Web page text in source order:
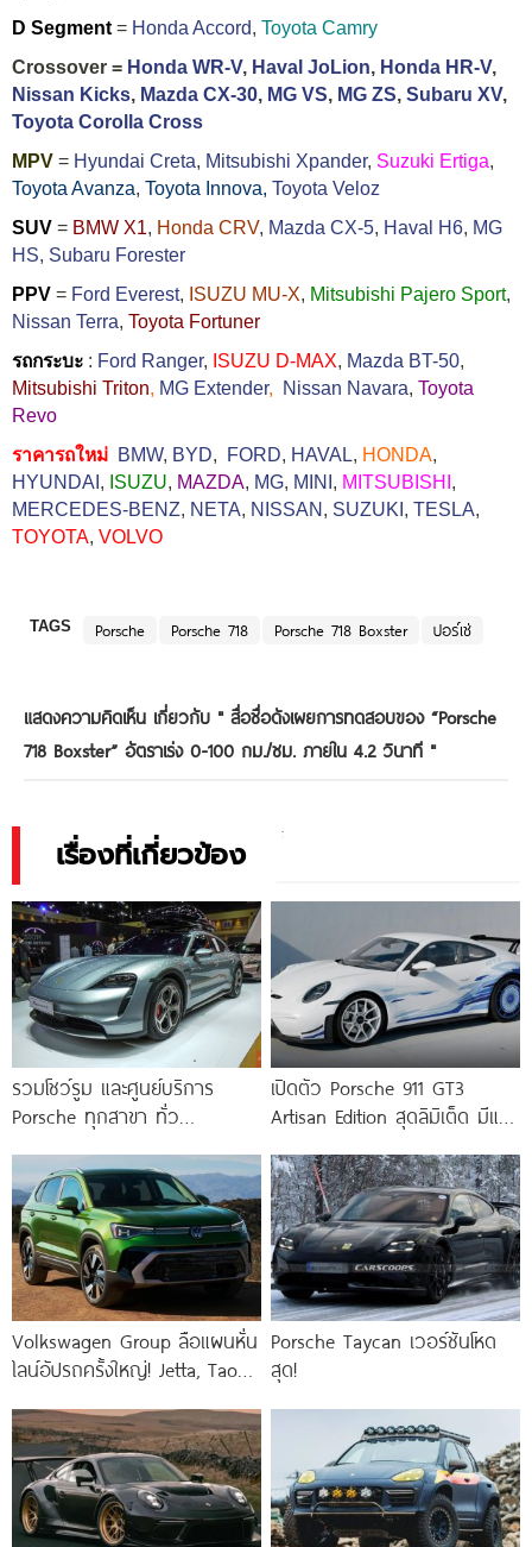
D Segment = Honda Accord, Toyota Camry
Crossover = Honda WR-V, Haval JoLion, Honda HR-V,
Nissan Kicks, Mazda CX-30, MG VS, MG ZS, Subaru XV,
Toyota Corolla Cross
MPV = Hyundai Creta, Mitsubishi Xpander, Suzuki Ertiga,
Toyota Avanza, Toyota Innova, Toyota Veloz
SUV = BMW X1, Honda CRV, Mazda CX-5, Haval H6, MG
HS, Subaru Forester
PPV = Ford Everest, ISUZU MU-X, Mitsubishi Pajero Sport,
Nissan Terra, Toyota Fortuner
รถกระบะ : Ford Ranger, ISUZU D-MAX, Mazda BT-50,
Mitsubishi Triton, MG Extender, Nissan Navara, Toyota
Revo
ราคารถใหม่ BMW, BYD, FORD, HAVAL, HONDA,
HYUNDAI , ISUZU, MAZDA, MG, MINI , MITSUBISHI ,
MERCEDES-BENZ, NETA, NISSAN , SUZUKI , TESLA,
TOYOTA, VOLVO
TAGS Porsche Porsche 718 Porsche 718 Boxster ปอร์เช่
แสดงความคิดเห็น เกี่ยวกับ " สื่อชื่อดังเผยการทดสอบของ “Porsche
718 Boxster” อัตราเร่ง 0-100 กม./ชม. ภายใน 4.2 วินาที "
เรื่องที่เกี่ยวข้อง
รวมโชว์รูม และศูนย์บริการ
Porsche ทุกสาขา ทั่ว
เปิดตัว Porsche 911 GT3
Artisan Edition สุดลิมิเต็ด มีแค่
Volkswagen Group ลือแผนหั่น
ไลน์อัปรถครั้งใหญ่! Jetta, Taos,
เสี่ยงถูกยกเลิก หวังประหยัดงบ
กว่า 2.4
Porsche Taycan เวอร์ชันโหด
สุด!